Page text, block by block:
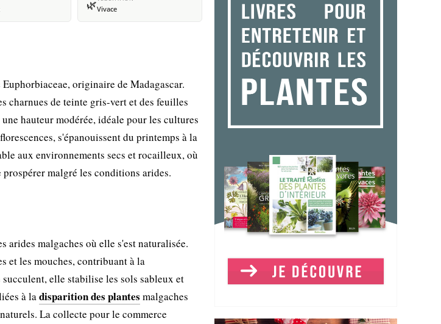
🌿Vivace
originaire de Madagascar.
charnues de teinte gris-vert et des feuilles
hauteur modérée, idéale pour les cultures
s'épanouissent du printemps à la
aux environnements secs et rocailleux, où
malgré les conditions arides.
malgaches où elle s'est naturalisée.
et les mouches, contribuant à la
elle stabilise les sols sableux et
à ladisparition des plantes malgaches
La collecte pour le commerce